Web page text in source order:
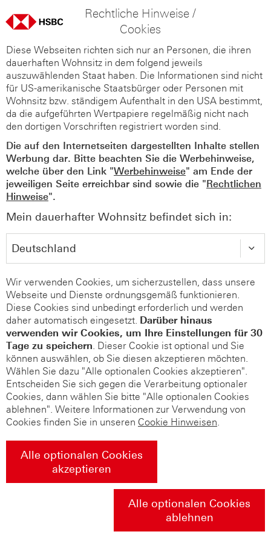
Rechtliche Hinweise /
Cookies
Diese Webseiten richten sich nur an Personen, die ihren
dauerhaften Wohnsitz in dem folgend jeweils
auszuwählenden Staat haben. Die Informationen sind nicht
für US-amerikanische Staatsbürger oder Personen mit
Wohnsitz bzw. ständigem Aufenthalt in den USA bestimmt,
da die aufgeführten Wertpapiere regelmäßig nicht nach
den dortigen Vorschriften registriert worden sind.
Die auf den Internetseiten dargestellten Inhalte stellen
Werbung dar. Bitte beachten Sie die Werbehinweise,
welche über den Link "Werbehinweise" am Ende der
jeweiligen Seite erreichbar sind sowie die "Rechtlichen
Hinweise".
Mein dauerhafter Wohnsitz befindet sich in:
Wir verwenden Cookies, um sicherzustellen, dass unsere
Webseite und Dienste ordnungsgemäß funktionieren.
Diese Cookies sind unbedingt erforderlich und werden
daher automatisch eingesetzt. Darüber hinaus
verwenden wir Cookies, um Ihre Einstellungen für 30
Tage zu speichern. Dieser Cookie ist optional und Sie
können auswählen, ob Sie diesen akzeptieren möchten.
Wählen Sie dazu "Alle optionalen Cookies akzeptieren".
Entscheiden Sie sich gegen die Verarbeitung optionaler
Cookies, dann wählen Sie bitte "Alle optionalen Cookies
ablehnen". Weitere Informationen zur Verwendung von
Cookies finden Sie in unseren Cookie Hinweisen.
Alle optionalen Cookies
akzeptieren
Alle optionalen Cookies
ablehnen